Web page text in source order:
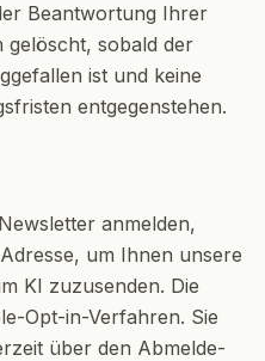
Beantwortung Ihrer
gelöscht, sobald der
ist und keine
entgegenstehen.
anmelden,
um Ihnen unsere
KI zuzusenden. Die
Opt-in-Verfahren. Sie
über den Abmelde-